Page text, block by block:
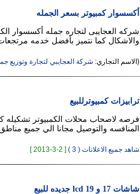
أكسسوار كمبيوتر بسعر الجمله
شركه العجايبى لتجاره جمله أكسسوار
والاشكال كما نتميز بأفضل خدمه
(الاسم التجاري: شركة العجايبي لتجارة وتوزيع
ترابيزات كمبيوترللبيع
فرصه لاصحاب محلات الكمبيوتر تشكيله
المنافسه والتوصيل مجانا الي جميع
شاهد جميع الاعلانات ( 3 ) [ 2-3-2013 ]
شاشات 17 و 19 lcd جديده للبيع